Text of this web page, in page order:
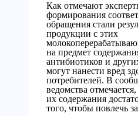
Как отмечают
формирования
обращения стали
продукции с этих
на предмет
антибиотиков и
могут нанести вред
потребителей. В
ведомства
их содержания
того, чтобы повлечь